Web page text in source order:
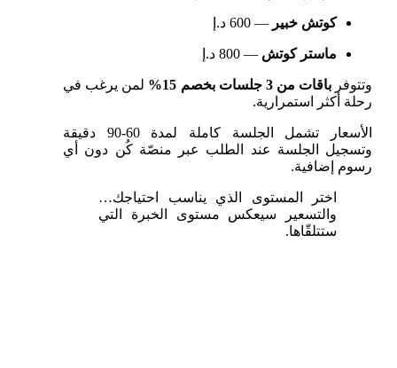
كوتش خبير — 600 د.إ
ماستر كوتش — 800 د.إ
وتتوفرباقات من 3 جلسات بخصم 15%
لمن يرغب في
رحلة أكثر استمرارية.
الأسعار تشمل الجلسة كاملة لمدة 60-90 دقيقة
وتسجيل الجلسة عند الطلب عبر منصّة كُن دون أي
رسوم إضافية.
اختر المستوى الذي يناسب احتياجك…
والتسعير سيعكس مستوى الخبرة التي
ستتلقّاها.